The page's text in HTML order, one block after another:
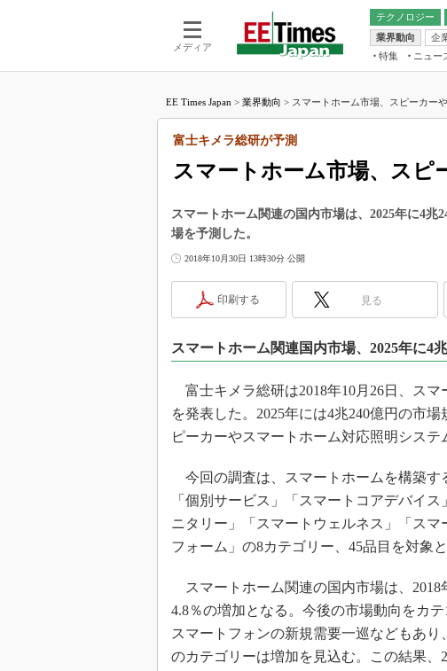
メディア
テクノロジー
電池／エネルギー
アナログ
マイコン
業界動向
企
特集 ニュー
福田昭のデバイス
大山聡の業界スコー
踊るバズワード ～
Buzzword
で起こること
光伝送技術を知る
“異端児エンジニア
改革、執念の180日
イノベーションは
JASA発IoT通信
IHSアナリスト「未
「英語に愛されない
電子ブック
EE Times Japan > 業界動向 > スマートホーム市場、スピーカー
スマートホーム市場、スピ
富士キメラ総研が予測
スマートホーム関連の国内市場は、2025年に4
場を予測した。
2018年10月30日 13時30分 公開
印刷する 見る
スマートホーム関連国内市場、2025年に4
富士キメラ総研は2018年10月26日、ス
を発表した。2025年には4兆240億円の市
ピーカーやスマートホーム対応照明システ
今回の調査は、スマートホームを構築す
「個別サービス」「スマートコアデバイ
ニタリー」「スマートウェルネス」「ス
フォーム」の8カテゴリー、45品目を対象
スマートホーム関連の国内市場は、2018
4.8％の増加となる。今後の市場動向をカ
スマートフォンの新規需要一巡などもあ
のカテゴリーは増加を見込む。この結果、